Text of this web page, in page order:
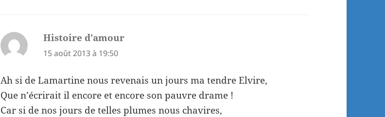
Histoire d’amour
15 août 2013 à 19:50
Ah si de Lamartine nous revenais un jours ma tendre Elvire,
Que n’écrirait il encore et encore son pauvre drame !
Car si de nos jours de telles plumes nous chavires,